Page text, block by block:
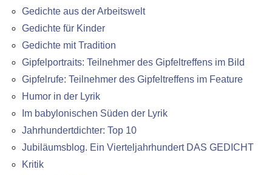
Gedichte aus der Arbeitswelt
Gedichte für Kinder
Gedichte mit Tradition
Gipfelportraits: Teilnehmer des Gipfeltreffens im Bild
Gipfelrufe: Teilnehmer des Gipfeltreffens im Feature
Humor in der Lyrik
Im babylonischen Süden der Lyrik
Jahrhundertdichter: Top 10
Jubiläumsblog. Ein Vierteljahrhundert DAS GEDICHT
Kritik